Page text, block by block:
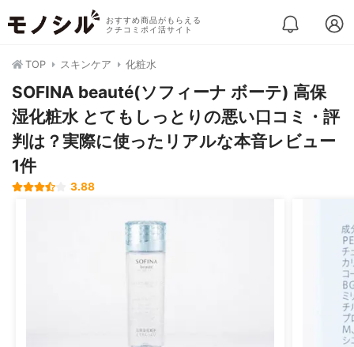
おすすめ商品がもらえる
クチコミポイ活サイト
TOP スキンケア 化粧水
SOFINA beauté(ソフィーナ ボーテ) 高保
湿化粧水 とてもしっとりの悪い口コミ・評
判は？実際に使ったリアルな本音レビュー
1件
3.88